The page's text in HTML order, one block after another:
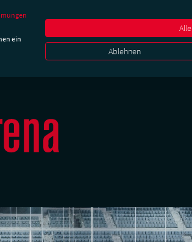
& Trinken Die Arena Business
ein
Ablehnen